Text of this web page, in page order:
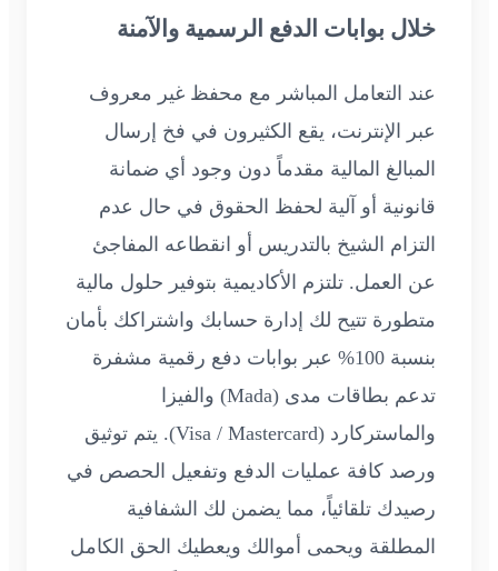
خلال بوابات الدفع الرسمية والآمنة
عند التعامل المباشر مع محفظ غير معروف
عبر الإنترنت، يقع الكثيرون في فخ إرسال
المبالغ المالية مقدماً دون وجود أي ضمانة
قانونية أو آلية لحفظ الحقوق في حال عدم
التزام الشيخ بالتدريس أو انقطاعه المفاجئ
عن العمل. تلتزم الأكاديمية بتوفير حلول مالية
متطورة تتيح لك إدارة حسابك واشتراكك بأمان
بنسبة 100% عبر بوابات دفع رقمية مشفرة
تدعم بطاقات مدى (Mada) والفيزا
والماستركارد (Visa / Mastercard). يتم توثيق
ورصد كافة عمليات الدفع وتفعيل الحصص في
رصيدك تلقائياً، مما يضمن لك الشفافية
المطلقة ويحمى أموالك ويعطيك الحق الكامل